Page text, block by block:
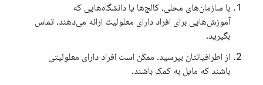
با سازمان‌های محلی، کالج‌ها یا دانشگاه‌هایی که
آموزش‌هایی برای افراد دارای معلولیت ارائه می‌دهند، تماس
بگیرید.
از اطرافیانتان بپرسید. ممکن است افراد دارای معلولیتی
باشند که مایل به کمک باشند.